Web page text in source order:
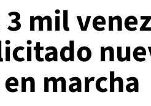
3 mil
marcha